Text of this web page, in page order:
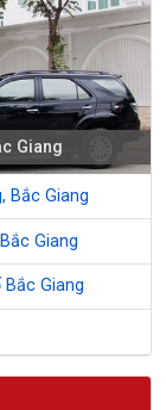
Giang
Bắc Giang
Giang
Giang